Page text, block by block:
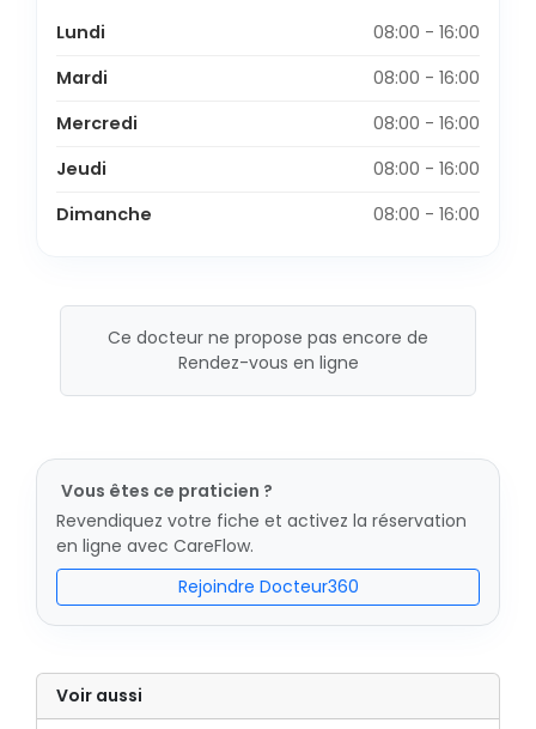
Lundi
08:00 - 16:00
Mardi
08:00 - 16:00
Mercredi
08:00 - 16:00
Jeudi
08:00 - 16:00
Dimanche
08:00 - 16:00
Ce docteur ne propose pas encore de
Rendez-vous en ligne
Vous êtes ce praticien ?
Revendiquez votre fiche et activez la réservation
en ligne avec CareFlow.
Rejoindre Docteur360
Voir aussi